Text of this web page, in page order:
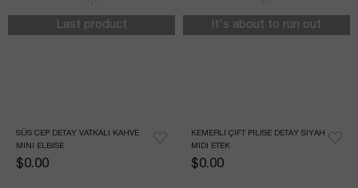
SÜS CEP DETAY VATKALI KAHVE
MINI ELBISE
$0.00
Last product
KEMERLI ÇIFT PILISE DETAY SIYAH
MIDI ETEK
$0.00
It's about to run out